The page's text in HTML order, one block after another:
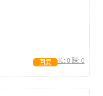
顶: 0 踩: 0
回复